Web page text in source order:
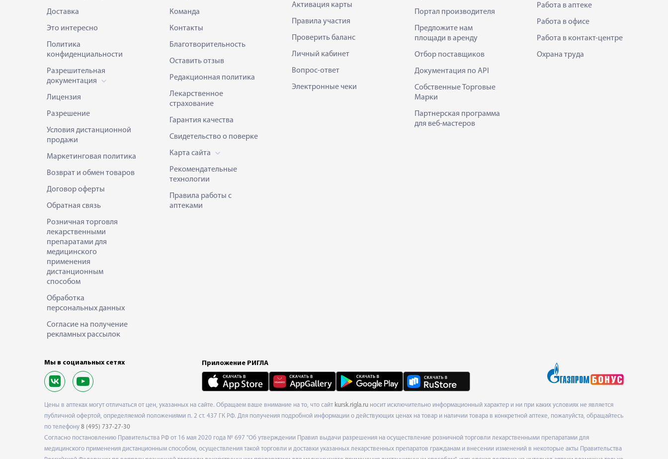
Доставка
Это интересно
Политика
конфиденциальности
Разрешительная
документация
Лицензия
Разрешение
Условия дистанционной
продажи
Маркетинговая политика
Возврат и обмен товаров
Договор оферты
Обратная связь
Розничная торговля
лекарственными
препаратами для
медицинского
применения
дистанционным
способом
Обработка
персональных данных
Согласие на получение
рекламных рассылок
Команда
Контакты
Благотворительность
Оставить отзыв
Редакционная политика
Лекарственное
страхование
Гарантия качества
Свидетельство о поверке
Карта сайта
Рекомендательные
технологии
Правила работы с
аптеками
Активация карты
Правила участия
Проверить баланс
Личный кабинет
Вопрос-ответ
Электронные чеки
Портал производителя
Предложите нам
площади в аренду
Отбор поставщиков
Документация по API
Собственные Торговые
Марки
Партнерская программа
для веб-мастеров
Работа в аптеке
Работа в офисе
Работа в контакт-центре
Охрана труда
Мы в социальных сетях Приложение РИГЛА
Цены в аптеках могут отличаться от цен, указанных на сайте. Обращаем ваше внимание на то, что сайт kursk.rigla.ru носит исключительно информационный характер и ни при каких условиях не является
публичной офертой, определяемой положениями п. 2 ст. 437 ГК РФ. Для получения подробной информации о действующих ценах на товар и наличии товара в конкретной аптеке, пожалуйста, обращайтесь
по телефону 8 (495) 737-27-30
Согласно постановлению Правительства РФ от 16 мая 2020 года № 697 "Об утверждении Правил выдачи разрешения на осуществление розничной торговли лекарственными препаратами для
медицинского применения дистанционным способом, осуществления такой торговли и доставки указанных лекарственных препаратов гражданам и внесении изменений в некоторые акты Правительства